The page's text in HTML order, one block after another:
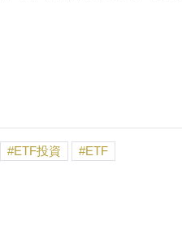
ETF投資 ETF